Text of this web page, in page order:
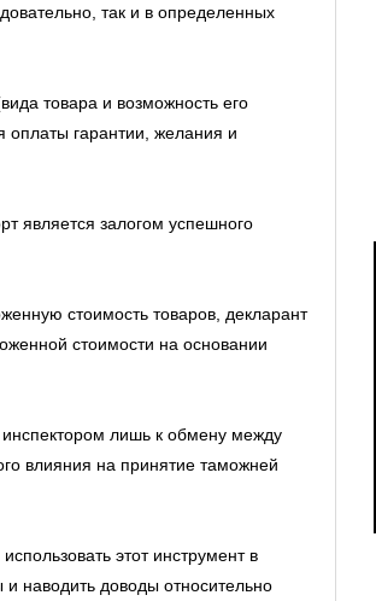
так и в определенных
товара и возможность его
оплаты гарантии, желания и
является залогом успешного
стоимость товаров, декларант
стоимости на основании
лишь к обмену между
влияния на принятие таможней
этот инструмент в
наводить доводы относительно